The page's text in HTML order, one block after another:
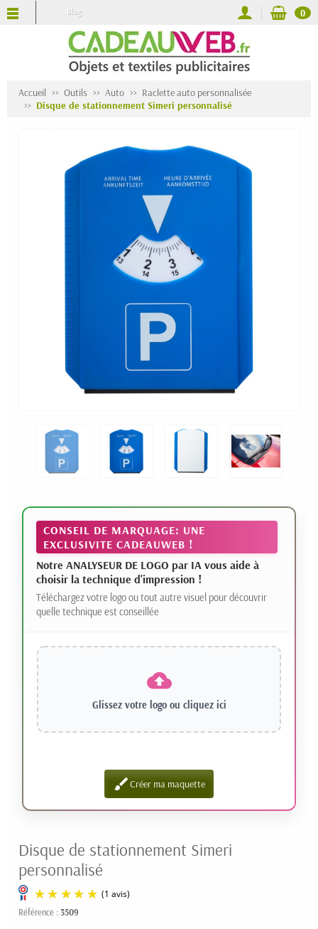
Blog 0
Accueil Outils Auto
Raclette auto personnalisée
Disque de stationnement Simeri personnalisé
CONSEIL DE MARQUAGE: UNE
EXCLUSIVITE CADEAUWEB !
Notre ANALYSEUR DE LOGO par IA vous aide à
choisir la technique d'impression !
Téléchargez votre logo ou tout autre visuel pour découvrir
quelle technique est conseillée
Glissez votre logo ou cliquez ici
brushCréer ma maquette
Disque de stationnement Simeri
personnalisé
Référence : 3509